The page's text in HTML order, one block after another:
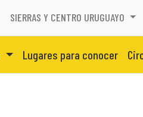
SIERRAS Y CENTRO URUGUAYO
Lugares para conocer